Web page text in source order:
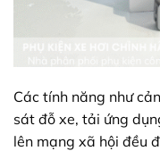
Các tính năng như
sát đỗ xe, tải ứng
lên mạng xã hội đều